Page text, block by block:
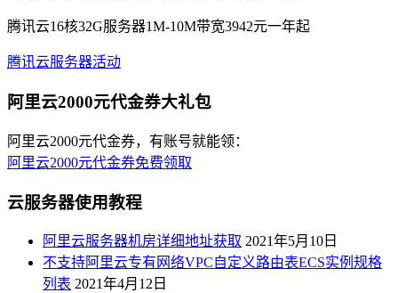
腾讯云16核32G服务器1M-10M带宽3942元一年起
腾讯云服务器活动
阿里云2000元代金券大礼包
阿里云2000元代金券，有账号就能领：
阿里云2000元代金券免费领取
云服务器使用教程
阿里云服务器机房详细地址获取 2021年5月10日
不支持阿里云专有网络VPC自定义路由表ECS实例规格
列表 2021年4月12日